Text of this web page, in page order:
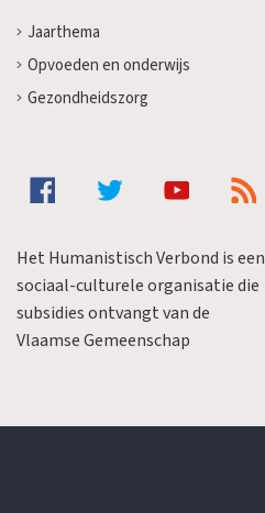
Jaarthema
Opvoeden en onderwijs
Gezondheidszorg
Het Humanistisch Verbond is een
sociaal-culturele organisatie die
subsidies ontvangt van de
Vlaamse Gemeenschap